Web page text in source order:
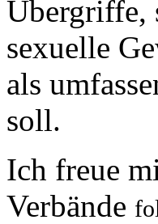
Übergriffe,
sexuelle
als
soll.
Ich freue
Verbände